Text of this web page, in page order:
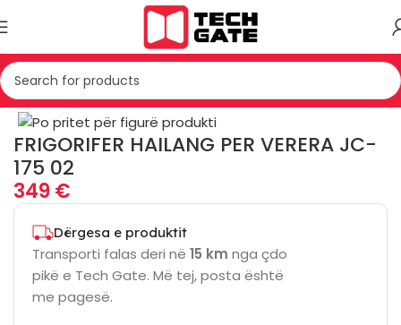
Kreu TEKNIKE E BARDHE FRIGORIFER
Click to enlarge
FRIGORIFER HAILANG PER VERERA JC-
175 02
349€
Dërgesa e produktit
Transporti falas deri në 15 km nga çdo
pikë e Tech Gate. Më tej, posta është
me pagesë.